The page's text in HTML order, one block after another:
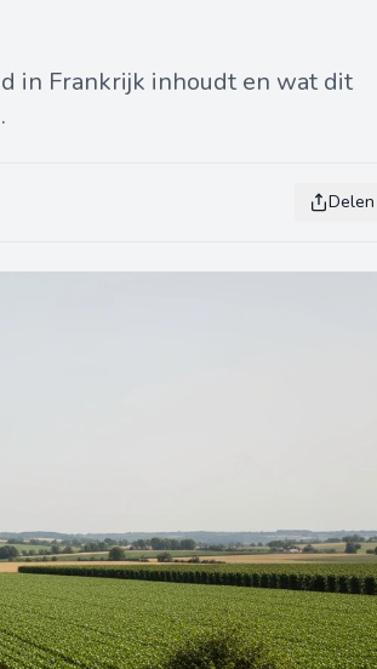
in Frankrijk inhoudt en wat dit
Delen